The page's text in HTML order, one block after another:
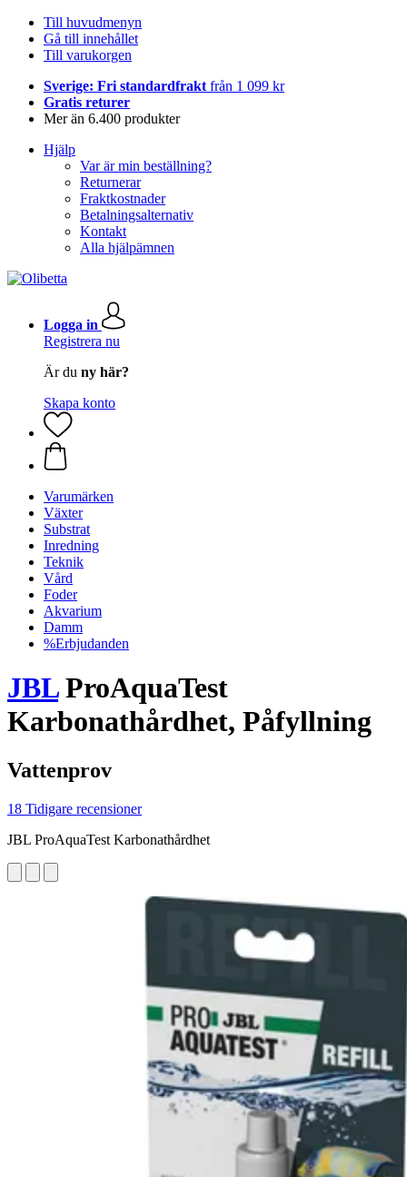
Till huvudmenyn
Gå till innehållet
Till varukorgen
Sverige: Fri standardfrakt från 1 099 kr
Gratis returer
Mer än 6.400 produkter
Hjälp
Var är min beställning?
Returnerar
Fraktkostnader
Betalningsalternativ
Kontakt
Alla hjälpämnen
Logga in
Registrera nu
Är du ny här?
Skapa konto
Varumärken
Växter
Substrat
Inredning
Teknik
Vård
Foder
Akvarium
Damm
%Erbjudanden
JBLProAquaTest
Karbonathårdhet, Påfyllning
Vattenprov
18 Tidigare recensioner
JBL ProAquaTest Karbonathårdhet